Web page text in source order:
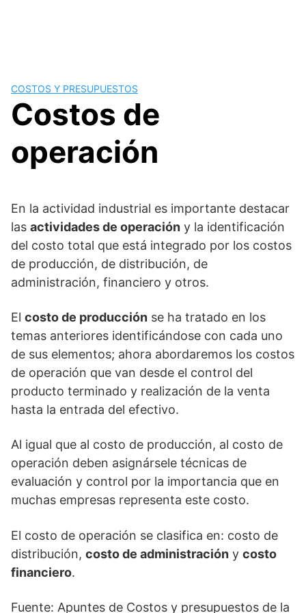
COSTOS Y PRESUPUESTOS
Costos de
operación
En la actividad industrial es importante destacar
las actividades de operación y la identificación
del costo total que está integrado por los costos
de producción, de distribución, de
administración, financiero y otros.
El costo de producción se ha tratado en los
temas anteriores identificándose con cada uno
de sus elementos; ahora abordaremos los costos
de operación que van desde el control del
producto terminado y realización de la venta
hasta la entrada del efectivo.
Al igual que al costo de producción, al costo de
operación deben asignársele técnicas de
evaluación y control por la importancia que en
muchas empresas representa este costo.
El costo de operación se clasifica en: costo de
distribución, costo de administración y costo
financiero.
Fuente: Apuntes de Costos y presupuestos de la